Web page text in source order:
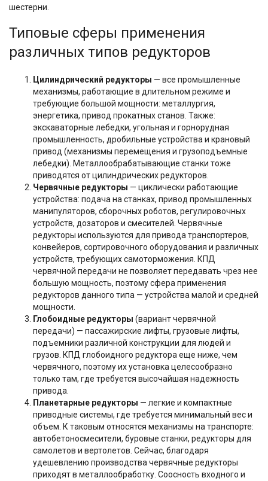
шестерни.
Типовые сферы применения
различных типов редукторов
Цилиндрический редукторы — все промышленные
механизмы, работающие в длительном режиме и
требующие большой мощности: металлургия,
энергетика, привод прокатных станов. Также:
экскаваторные лебедки, угольная и горнорудная
промышленность, дробильные устройства и крановый
привод (механизмы перемещения и грузоподъемные
лебедки). Металлообрабатывающие станки тоже
приводятся от цилиндрических редукторов.
Червячные редукторы — циклически работающие
устройства: подача на станках, привод промышленных
манипуляторов, сборочных роботов, регулировочных
устройств, дозаторов и смесителей. Червячные
редукторы используются для привода транспортеров,
конвейеров, сортировочного оборудования и различных
устройств, требующих самоторможения. КПД
червячной передачи не позволяет передавать чрез нее
большую мощность, поэтому сфера применения
редукторов данного типа — устройства малой и средней
мощности.
Глобоидные редукторы (вариант червячной
передачи) — пассажирские лифты, грузовые лифты,
подъемники различной конструкции для людей и
грузов. КПД глобоидного редуктора еще ниже, чем
червячного, поэтому их установка целесообразно
только там, где требуется высочайшая надежность
привода.
Планетарные редукторы — легкие и компактные
приводные системы, где требуется минимальный вес и
объем. К таковым относятся механизмы на транспорте:
автобетоносмесители, буровые станки, редукторы для
самолетов и вертолетов. Сейчас, благодаря
удешевлению производства червячные редукторы
приходят в металлообработку. Соосность входного и